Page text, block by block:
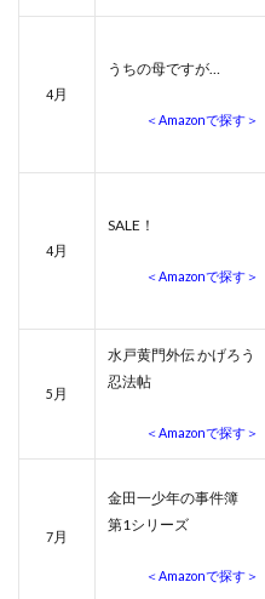
4月
うちの母ですが…
＜Amazonで探す＞
4月
SALE！
＜Amazonで探す＞
5 月
水戸黄門外伝 かげろう
忍法帖
＜Amazonで探す＞
7月
金田一少年の事件簿
第1シリーズ
＜Amazonで探す＞